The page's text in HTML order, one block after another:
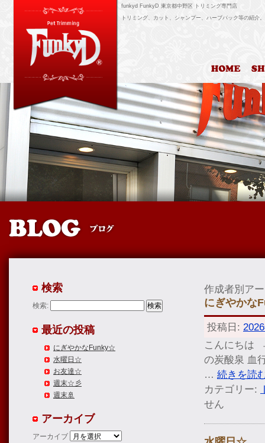
funkyd FunkyD 東京都中野区 トリミング専門店
トリミング、カット、シャンプー、ハーブパック等の紹介
作成者別ア
にぎやかな
投稿日:
こんにちは
の炭酸泉 血
… 続きを読
カテゴリー:
せん
検索
検索:
最近の投稿
にぎやかなFunky☆
水曜日☆
お友達☆
週末☆彡
週末🚢
アーカイブ
アーカイブ